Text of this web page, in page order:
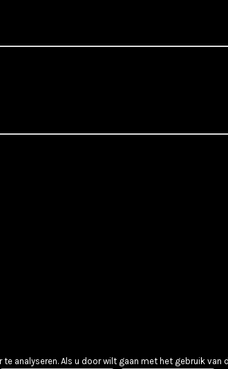
analyseren. Als u door wilt gaan met het gebruik